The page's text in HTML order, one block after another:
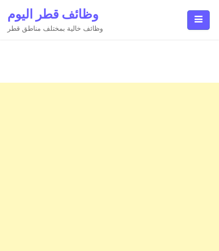
content
وظائف قطر اليوم
وظائف خالية بمختلف مناطق قطر